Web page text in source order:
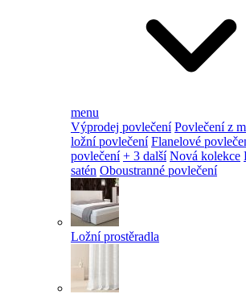
menu
Výprodej povlečení Povlečení z
ložní povlečení Flanelové
povlečení + 3 další Nová kolekce
satén Oboustranné povlečení
Ložní prostěradla